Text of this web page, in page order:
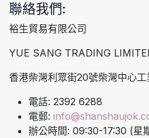
聯絡我們:
裕生貿易有限公司
YUE SANG TRADING
香港柴灣利眾街20號柴灣中心
電話: 2392 6288
電郵:
辦公時間: 09:30-17:30 (星